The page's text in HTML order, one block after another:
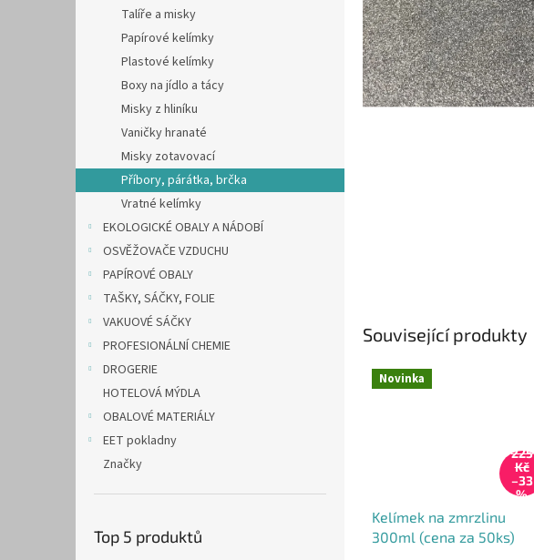
Talíře a misky
Papírové kelímky
Plastové kelímky
Boxy na jídlo a tácy
Misky z hliníku
Vaničky hranaté
Misky zotavovací
Příbory, párátka, brčka
Vratné kelímky
EKOLOGICKÉ OBALY A NÁDOBÍ
OSVĚŽOVAČE VZDUCHU
PAPÍROVÉ OBALY
TAŠKY, SÁČKY, FOLIE
VAKUOVÉ SÁČKY
PROFESIONÁLNÍ CHEMIE
DROGERIE
HOTELOVÁ MÝDLA
OBALOVÉ MATERIÁLY
EET pokladny
Značky
Top 5 produktů
Související produkty
Novinka
225
Kč
–33
%
Kelímek na zmrzlinu
300ml (cena za 50ks)